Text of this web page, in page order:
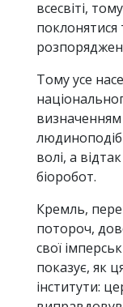
всесвіті,
Тому усе
волі, а
біоробот.
Кремль,
потороч,
свої
показує, як
інститути: